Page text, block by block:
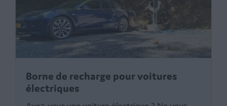
Borne de recharge pour voitures
électriques